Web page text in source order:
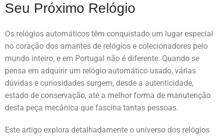
Seu Próximo Relógio
Os relógios automáticos têm conquistado um lugar especial
no coração dos amantes de relógios e colecionadores pelo
mundo inteiro, e em Portugal não é diferente. Quando se
pensa em adquirir um relógio automático usado, várias
dúvidas e curiosidades surgem, desde a autenticidade,
estado de conservação, até a melhor forma de manutenção
desta peça mecânica que fascina tantas pessoas.
Este artigo explora detalhadamente o universo dos relógios